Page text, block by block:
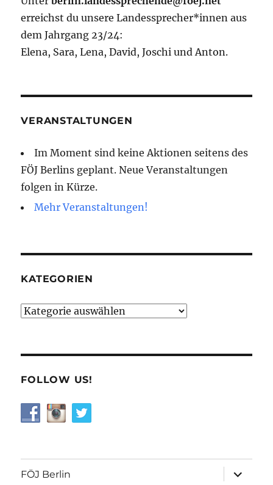
erreichst du unsere Landessprecher*innen aus
dem Jahrgang 23/24:
Elena, Sara, Lena, David, Joschi und Anton.
VERANSTALTUNGEN
Im Moment sind keine Aktionen seitens des
FÖJ Berlins geplant. Neue Veranstaltungen
folgen in Kürze.
Mehr Veranstaltungen!
KATEGORIEN
Kategorien
FOLLOW US!
FÖJ Berlin
öffnen